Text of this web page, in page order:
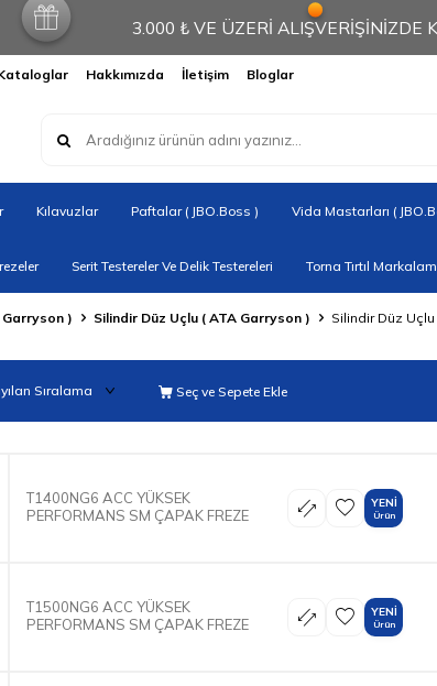
3.000 ₺ VE ÜZERİ ALIŞVERİŞİNİZDE
Hakkımızda İletişim Bloglar
Kılavuzlar Paftalar ( JBO.Boss ) Vida Mastarları (
Serit Testereler Ve Delik Testereleri Torna Tırtıl
Garryson ) Silindir Düz Uçlu ( ATA Garryson ) Silindir Düz
Seç ve Sepete Ekle
T1400NG6 ACC YÜKSEK
PERFORMANS SM ÇAPAK FREZE
YENI
Ürün
T1500NG6 ACC YÜKSEK
PERFORMANS SM ÇAPAK FREZE
YENI
Ürün